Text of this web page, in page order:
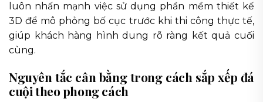
luôn nhấn mạnh việc sử dụng phần mềm thiết kế
3D để mô phỏng bố cục trước khi thi công thực tế,
giúp khách hàng hình dung rõ ràng kết quả cuối
cùng.
Nguyên tắc cân bằng trong cách sắp xếp đá
cuội theo phong cách